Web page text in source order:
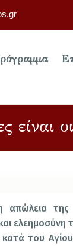
απώλεια της
ελεημοσύνη
κατά του